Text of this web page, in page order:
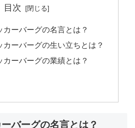
目次
カーバーグの名言とは？
カーバーグの生い立ちとは？
カーバーグの業績とは？
バーグの名言とは？